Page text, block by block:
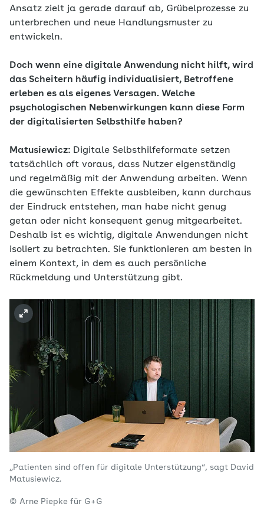
Ansatz zielt ja gerade darauf ab, Grübelprozesse zu
unterbrechen und neue Handlungsmuster zu
entwickeln.
Doch wenn eine digitale Anwendung nicht hilft, wird
das Scheitern häufig individualisiert, Betroffene
erleben es als eigenes Versagen. Welche
psychologischen Nebenwirkungen kann diese Form
der digitalisierten Selbsthilfe haben?
Matusiewicz: Digitale Selbsthilfeformate setzen
tatsächlich oft voraus, dass Nutzer eigenständig
und regelmäßig mit der Anwendung arbeiten. Wenn
die gewünschten Effekte ausbleiben, kann durchaus
der Eindruck entstehen, man habe nicht genug
getan oder nicht konsequent genug mitgearbeitet.
Deshalb ist es wichtig, digitale Anwendungen nicht
isoliert zu betrachten. Sie funktionieren am besten in
einem Kontext, in dem es auch persönliche
Rückmeldung und Unterstützung gibt.
„Patienten sind offen für digitale Unterstützung“, sagt David
Matusiewicz.
© Arne Piepke für G+G